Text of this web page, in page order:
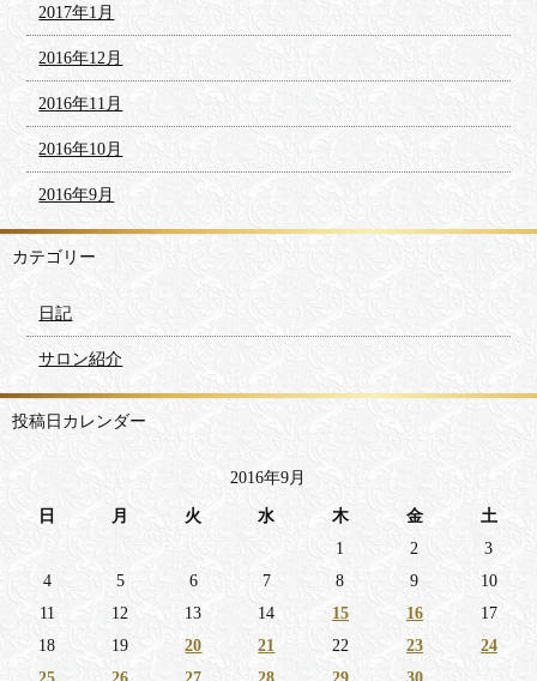
2017年1月
2016年12月
2016年11月
2016年10月
2016年9月
カテゴリー
日記
サロン紹介
投稿日カレンダー
2016年9月
日 月 火 水 木 金
土
1
2
3
4
5 6 7 8 9
10
11
12 13 14 15 16
17
18
19 20 21 22 23
24